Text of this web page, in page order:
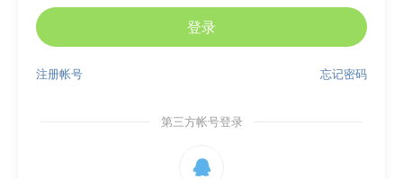
登录
忘记密码
注册帐号
第三方帐号登录
